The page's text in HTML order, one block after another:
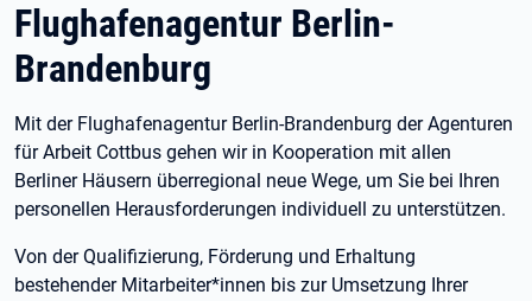
Flughafenagentur Berlin-
Brandenburg
Mit der Flughafenagentur Berlin-Brandenburg der Agenturen
für Arbeit Cottbus gehen wir in Kooperation mit allen
Berliner Häusern überregional neue Wege, um Sie bei Ihren
personellen Herausforderungen individuell zu unterstützen.
Von der Qualifizierung, Förderung und Erhaltung
bestehender Mitarbeiter*innen bis zur Umsetzung Ihrer